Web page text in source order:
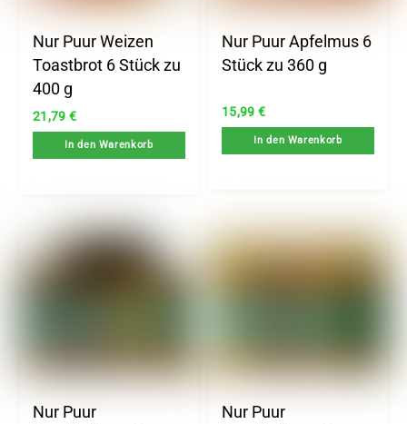
Nur Puur Weizen
Toastbrot 6 Stück zu
400 g
21,79 €
In den Warenkorb
Nur Puur Apfelmus 6
Stück zu 360 g
15,99 €
In den Warenkorb
Nur Puur
Nur Puur